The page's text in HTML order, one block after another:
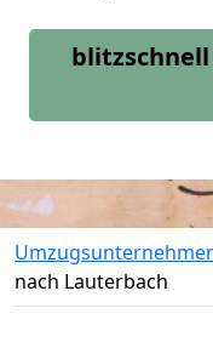
nach Lauterbach